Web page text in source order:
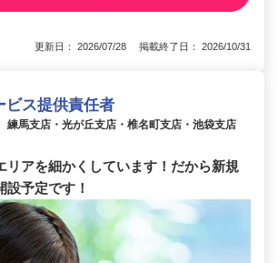
更新日： 2026/07/28 掲載終了日： 2026/10/31
ビス提供責任者
馬支店・光が丘支店・椎名町支店・池袋支店
リアを細かくしています！だから新規
予定です！